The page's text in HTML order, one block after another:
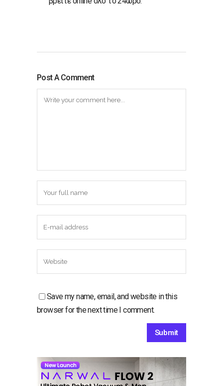
Post A Comment
Save my name, email, and website in this
browser for the next time I comment.